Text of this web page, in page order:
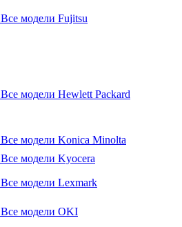
Все модели Fujitsu
Все модели Hewlett Packard
Все модели Konica Minolta
Все модели Kyocera
Все модели Lexmark
Все модели OKI